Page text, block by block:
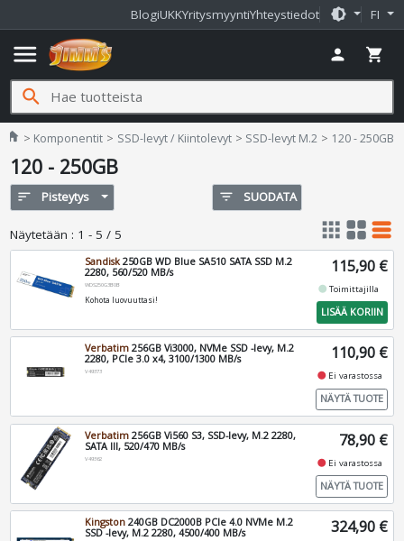
BlogiUKKYritysmyyntiYhteystiedot brightness_medium FI
menu person shopping_cart
search
home Jimms.fi
Komponentit SSD-levyt / Kiintolevyt SSD-levyt M.2 120 - 250GB
120 - 250GB
sort Pisteytys filter_list SUODATA
Näytetään : 1 - 5 / 5 apps grid_view table_rows
Sandisk 250GB WD Blue SA510 SATA SSD M.2
2280, 560/520 MB/s
WDS250G3B0B
Kohota luovuuttasi!
115,90 €
fiber_manual_recordToimittajilla
LISÄÄ KORIIN
Verbatim 256GB Vi3000, NVMe SSD -levy, M.2
2280, PCIe 3.0 x4, 3100/1300 MB/s
V49373
110,90 €
fiber_manual_record Ei varastossa
NÄYTÄ TUOTE
Verbatim 256GB Vi560 S3, SSD-levy, M.2 2280,
SATA III, 520/470 MB/s
V49362
78,90 €
fiber_manual_record Ei varastossa
NÄYTÄ TUOTE
Kingston 240GB DC2000B PCIe 4.0 NVMe M.2
SSD -levy, M.2 2280, 4500/400 MB/s
324,90 €